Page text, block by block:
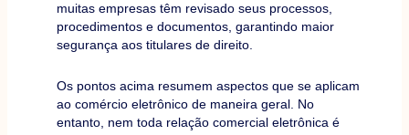
muitas empresas têm revisado seus processos,
procedimentos e documentos, garantindo maior
segurança aos titulares de direito.
Os pontos acima resumem aspectos que se aplicam
ao comércio eletrônico de maneira geral. No
entanto, nem toda relação comercial eletrônica é